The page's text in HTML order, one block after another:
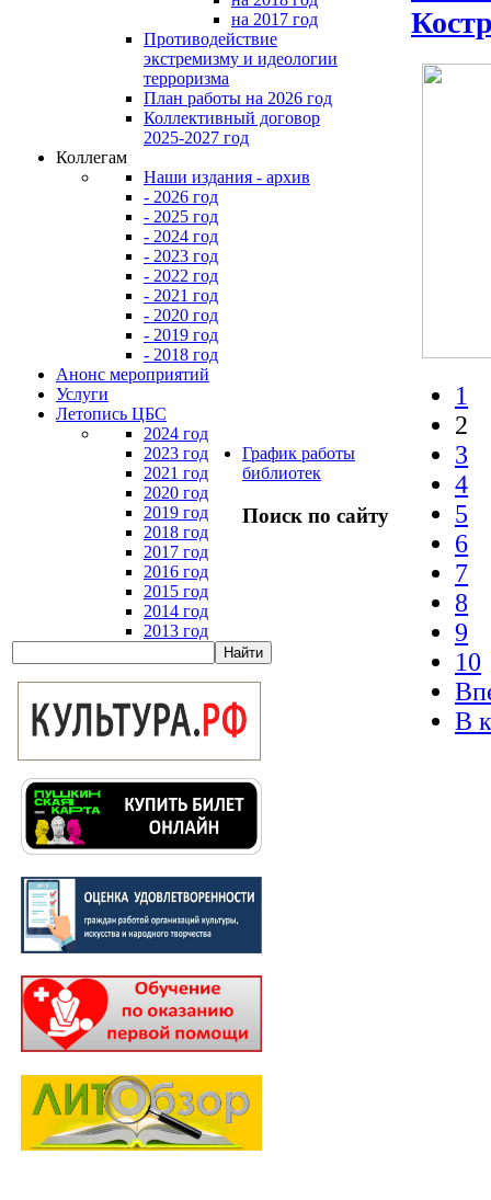
на 2017 год
Противодействие
экстремизму и идеологии
терроризма
План работы на 2026 год
Коллективный договор
2025-2027 год
Коллегам
Наши издания - архив
- 2026 год
- 2025 год
- 2024 год
- 2023 год
- 2022 год
- 2021 год
- 2020 год
- 2019 год
- 2018 год
Анонс мероприятий
Услуги
Летопись ЦБС
2024 год
2023 год
2021 год
2020 год
2019 год
2018 год
2017 год
2016 год
2015 год
2014 год
2013 год
График работы
библиотек
Поиск по сайту
1
2
3
4
5
6
7
8
9
10
В